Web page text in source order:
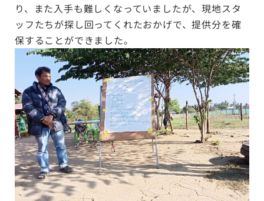
り、また入手も難しくなっていましたが、現地スタ
ッフたちが探し回ってくれたおかげで、提供分を確
保することができました。